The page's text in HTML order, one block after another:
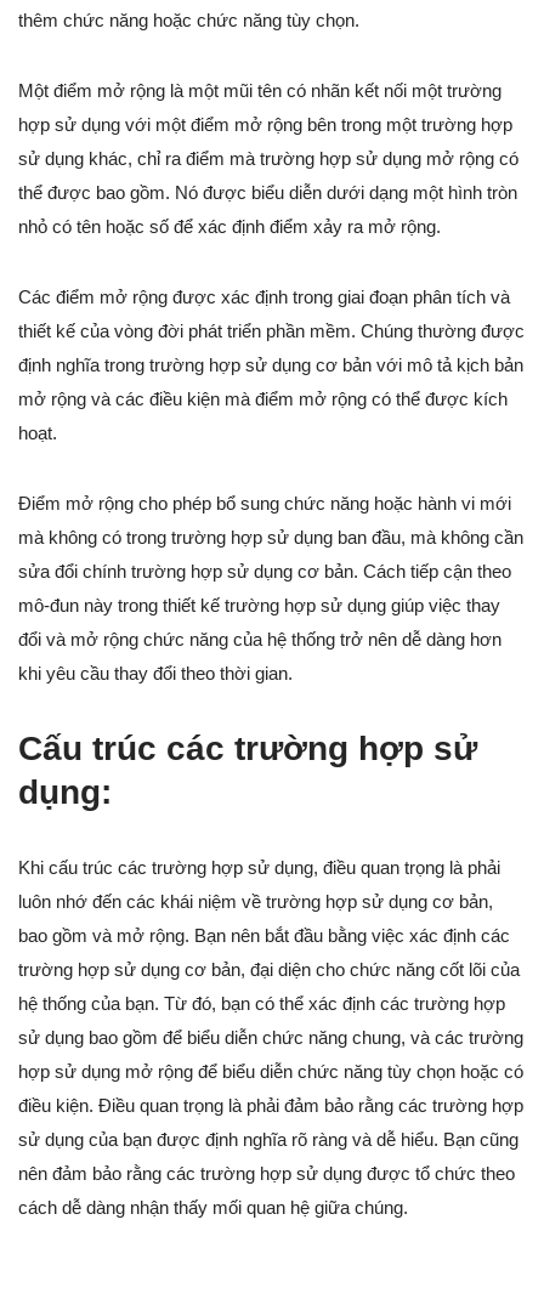
thêm chức năng hoặc chức năng tùy chọn.
Một điểm mở rộng là một mũi tên có nhãn kết nối một trường
hợp sử dụng với một điểm mở rộng bên trong một trường hợp
sử dụng khác, chỉ ra điểm mà trường hợp sử dụng mở rộng có
thể được bao gồm. Nó được biểu diễn dưới dạng một hình tròn
nhỏ có tên hoặc số để xác định điểm xảy ra mở rộng.
Các điểm mở rộng được xác định trong giai đoạn phân tích và
thiết kế của vòng đời phát triển phần mềm. Chúng thường được
định nghĩa trong trường hợp sử dụng cơ bản với mô tả kịch bản
mở rộng và các điều kiện mà điểm mở rộng có thể được kích
hoạt.
Điểm mở rộng cho phép bổ sung chức năng hoặc hành vi mới
mà không có trong trường hợp sử dụng ban đầu, mà không cần
sửa đổi chính trường hợp sử dụng cơ bản. Cách tiếp cận theo
mô-đun này trong thiết kế trường hợp sử dụng giúp việc thay
đổi và mở rộng chức năng của hệ thống trở nên dễ dàng hơn
khi yêu cầu thay đổi theo thời gian.
Cấu trúc các trường hợp sử
dụng:
Khi cấu trúc các trường hợp sử dụng, điều quan trọng là phải
luôn nhớ đến các khái niệm về trường hợp sử dụng cơ bản,
bao gồm và mở rộng. Bạn nên bắt đầu bằng việc xác định các
trường hợp sử dụng cơ bản, đại diện cho chức năng cốt lõi của
hệ thống của bạn. Từ đó, bạn có thể xác định các trường hợp
sử dụng bao gồm để biểu diễn chức năng chung, và các trường
hợp sử dụng mở rộng để biểu diễn chức năng tùy chọn hoặc có
điều kiện. Điều quan trọng là phải đảm bảo rằng các trường hợp
sử dụng của bạn được định nghĩa rõ ràng và dễ hiểu. Bạn cũng
nên đảm bảo rằng các trường hợp sử dụng được tổ chức theo
cách dễ dàng nhận thấy mối quan hệ giữa chúng.